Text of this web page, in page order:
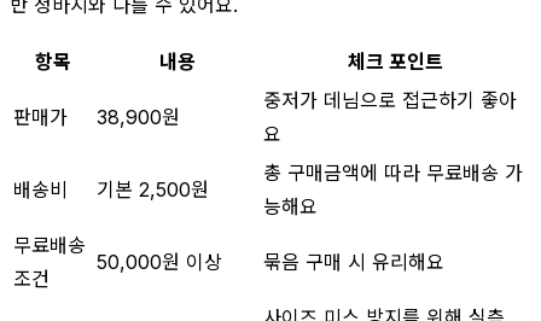
항목 내용 체크 포인트
판매가 38,900원
중저가 데님으로 접근하기 좋아
요
배송비 기본 2,500원
총 구매금액에 따라 무료배송 가
능해요
무료배송
조건
50,000원 이상 묶음 구매 시 유리해요